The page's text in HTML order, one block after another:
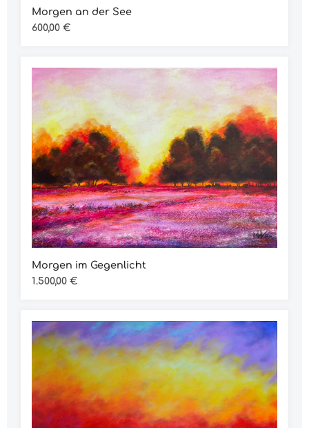
Morgen an der See
Regulärer Preis:
600,00 €
Morgen im Gegenlicht
Regulärer Preis:
1.500,00 €